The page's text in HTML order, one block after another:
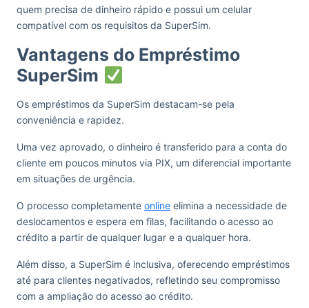
quem precisa de dinheiro rápido e possui um celular
compatível com os requisitos da SuperSim.
Vantagens do Empréstimo
SuperSim
Os empréstimos da SuperSim destacam-se pela
conveniência e rapidez.
Uma vez aprovado, o dinheiro é transferido para a conta do
cliente em poucos minutos via PIX, um diferencial importante
em situações de urgência.
O processo completamente online elimina a necessidade de
deslocamentos e espera em filas, facilitando o acesso ao
crédito a partir de qualquer lugar e a qualquer hora.
Além disso, a SuperSim é inclusiva, oferecendo empréstimos
até para clientes negativados, refletindo seu compromisso
com a ampliação do acesso ao crédito.